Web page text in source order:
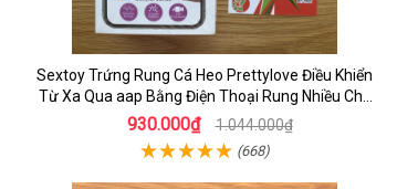
Sextoy Trứng Rung Cá Heo Prettylove Điều Khiển
Từ Xa Qua aap Bằng Điện Thoại Rung Nhiều Chế
Độ
930.000₫ 1.044.000₫
(668)